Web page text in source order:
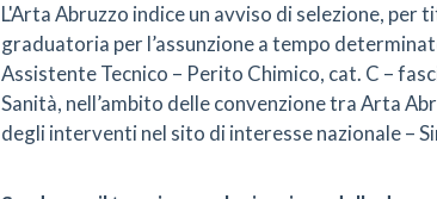
L'Arta Abruzzo indice un avviso di selezione, per
graduatoria per l’assunzione a tempo
Assistente Tecnico – Perito Chimico, cat. C –
Sanità, nell’ambito delle convenzione tra Arta
degli interventi nel sito di interesse nazionale –